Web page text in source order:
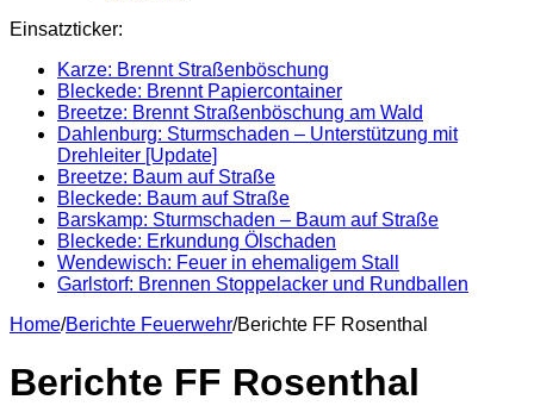
Einsatzticker:
Karze: Brennt Straßenböschung
Bleckede: Brennt Papiercontainer
Breetze: Brennt Straßenböschung am Wald
Dahlenburg: Sturmschaden – Unterstützung mit
Drehleiter [Update]
Breetze: Baum auf Straße
Bleckede: Baum auf Straße
Barskamp: Sturmschaden – Baum auf Straße
Bleckede: Erkundung Ölschaden
Wendewisch: Feuer in ehemaligem Stall
Garlstorf: Brennen Stoppelacker und Rundballen
Home/Berichte Feuerwehr/Berichte FF Rosenthal
Berichte FF Rosenthal